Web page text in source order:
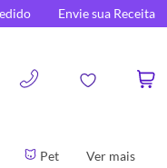
Envie sua Receita
0
Pet Ver mais